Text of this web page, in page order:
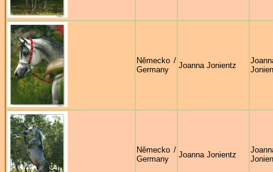
Německo /
Germany
Joanna Jonientz
Německo /
Germany
Joanna Jonientz